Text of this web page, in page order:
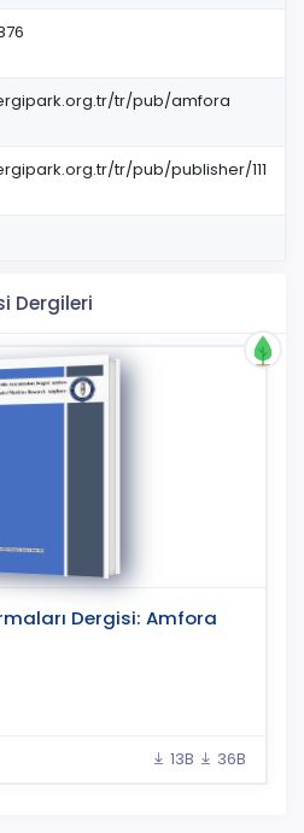
tr/pub/amfora
tr/pub/publisher/111
Dergileri
Dergisi: Amfora
13B 36B